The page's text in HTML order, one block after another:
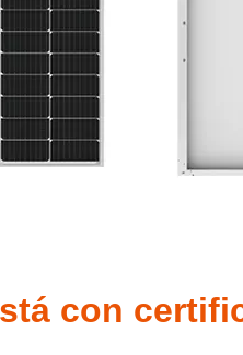
con